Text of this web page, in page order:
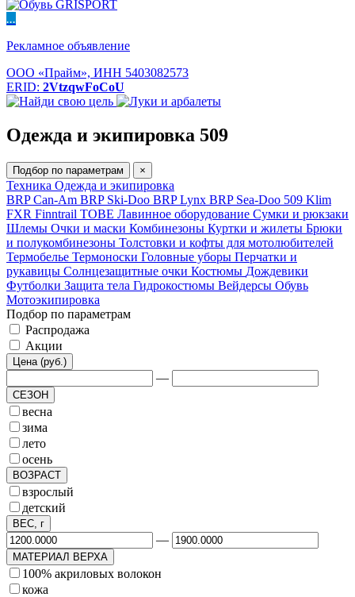
...
Рекламное объявление
ООО «Прайм», ИНН 5403082573
ERID: 2VtzqwFoCoU
Одежда и экипировка 509
Подбор по параметрам ×
Техника Одежда и экипировка
BRP Can-Am BRP Ski-Doo BRP Lynx BRP Sea-Doo 509 Klim
FXR Finntrail TOBE Лавинное оборудование Сумки и рюкзаки
Шлемы Очки и маски Комбинезоны Куртки и жилеты Брюки
и полукомбинезоны Толстовки и кофты для мотолюбителей
Термобелье Термоноски Головные уборы Перчатки и
рукавицы Солнцезащитные очки Костюмы Дождевики
Футболки Защита тела Гидрокостюмы Вейдерсы Обувь
Мотоэкипировка
Подбор по параметрам
Распродажа
Акции
Цена (руб.)
—
СЕЗОН
весна
зима
лето
осень
ВОЗРАСТ
взрослый
детский
ВЕС, г
—
МАТЕРИАЛ ВЕРХА
100% акриловых волокон
кожа